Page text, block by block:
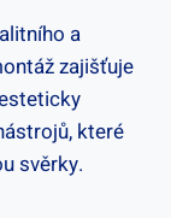
a
zajišťuje
které
svěrky.